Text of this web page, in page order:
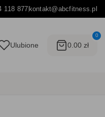
118 877kontakt@abcfitness.pl
Ulubione
0
0.00 zł